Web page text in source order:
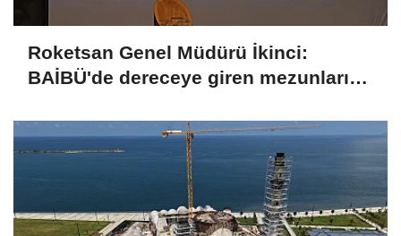
Roketsan Genel Müdürü İkinci:
BAİBÜ'de dereceye giren mezunları